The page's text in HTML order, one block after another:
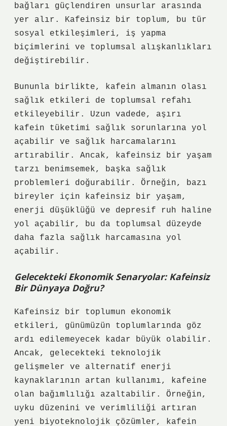
bağları güçlendiren unsurlar arasında
yer alır. Kafeinsiz bir toplum, bu tür
sosyal etkileşimleri, iş yapma
biçimlerini ve toplumsal alışkanlıkları
değiştirebilir.
Bununla birlikte, kafein almanın olası
sağlık etkileri de toplumsal refahı
etkileyebilir. Uzun vadede, aşırı
kafein tüketimi sağlık sorunlarına yol
açabilir ve sağlık harcamalarını
artırabilir. Ancak, kafeinsiz bir yaşam
tarzı benimsemek, başka sağlık
problemleri doğurabilir. Örneğin, bazı
bireyler için kafeinsiz bir yaşam,
enerji düşüklüğü ve depresif ruh haline
yol açabilir, bu da toplumsal düzeyde
daha fazla sağlık harcamasına yol
açabilir.
Gelecekteki Ekonomik Senaryolar: Kafeinsiz
Bir Dünyaya Doğru?
Kafeinsiz bir toplumun ekonomik
etkileri, günümüzün toplumlarında göz
ardı edilemeyecek kadar büyük olabilir.
Ancak, gelecekteki teknolojik
gelişmeler ve alternatif enerji
kaynaklarının artan kullanımı, kafeine
olan bağımlılığı azaltabilir. Örneğin,
uyku düzenini ve verimliliği artıran
yeni biyoteknolojik çözümler, kafein